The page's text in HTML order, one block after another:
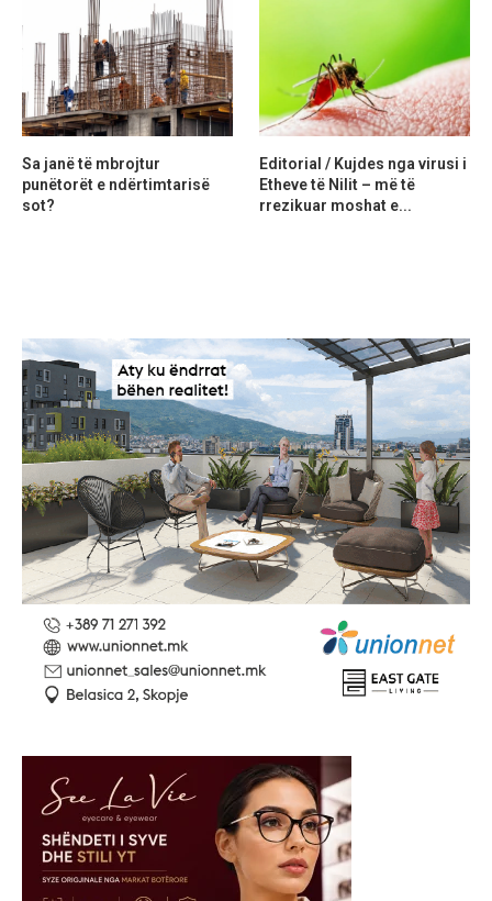
Sa janë të mbrojtur
punëtorët e ndërtimtarisë
sot?
Editorial / Kujdes nga virusi i
Etheve të Nilit – më të
rrezikuar moshat e...